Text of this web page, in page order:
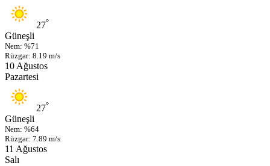
27°
Güneşli
Nem: %71
Rüzgar: 8.19 m/s
10 Ağustos
Pazartesi
27°
Güneşli
Nem: %64
Rüzgar: 7.89 m/s
11 Ağustos
Salı